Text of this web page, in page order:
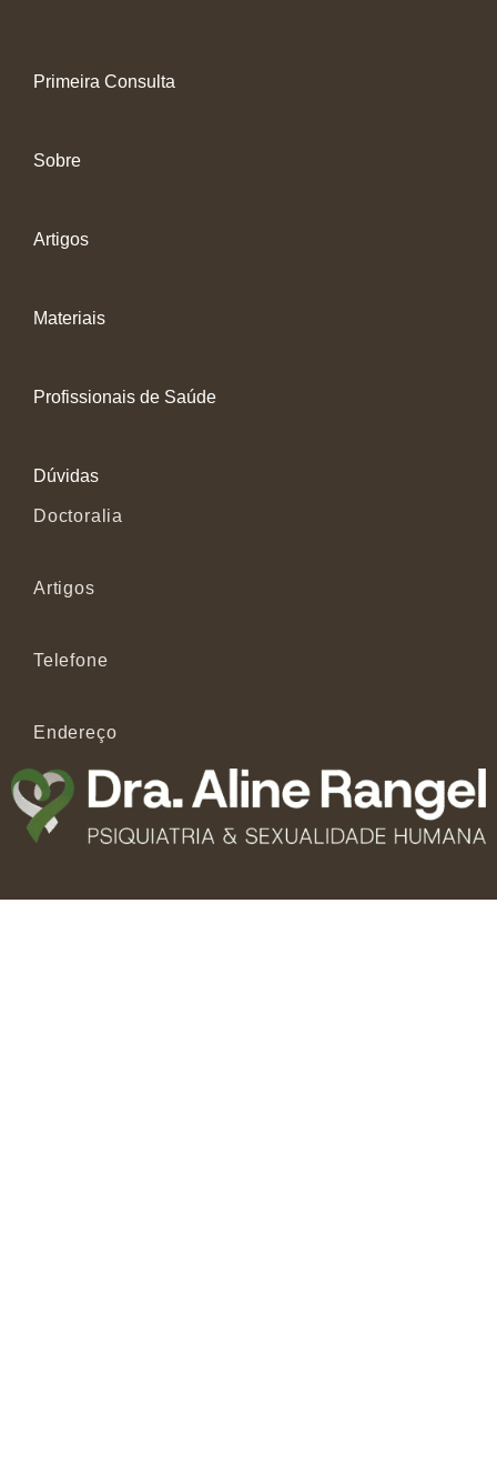
Primeira Consulta
Sobre
Artigos
Materiais
Profissionais de Saúde
Dúvidas
Doctoralia
Artigos
Telefone
Endereço